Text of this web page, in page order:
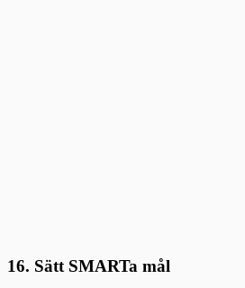
16. Sätt SMARTa mål